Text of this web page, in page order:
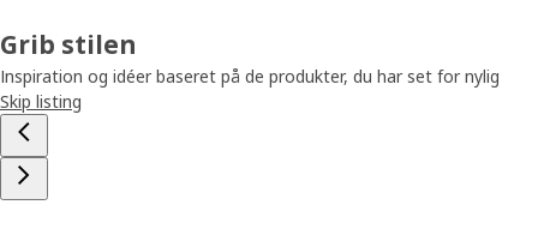
Grib stilen
Inspiration og idéer baseret på de produkter, du har set for nylig
Skip listing